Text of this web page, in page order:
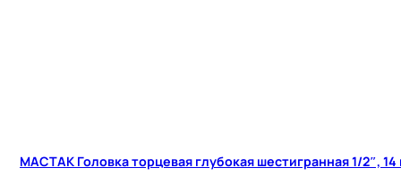
МАСТАК Головка торцевая глубокая шестигранная 1/2″, 14